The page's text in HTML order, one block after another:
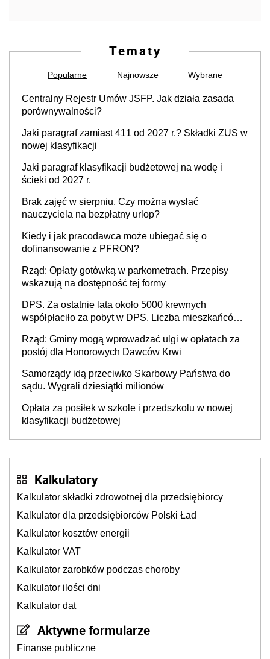
Tematy
Popularne Najnowsze Wybrane
Centralny Rejestr Umów JSFP. Jak działa zasada
porównywalności?
Jaki paragraf zamiast 411 od 2027 r.? Składki ZUS w
nowej klasyfikacji
Jaki paragraf klasyfikacji budżetowej na wodę i
ścieki od 2027 r.
Brak zajęć w sierpniu. Czy można wysłać
nauczyciela na bezpłatny urlop?
Kiedy i jak pracodawca może ubiegać się o
dofinansowanie z PFRON?
Rząd: Opłaty gotówką w parkometrach. Przepisy
wskazują na dostępność tej formy
DPS. Za ostatnie lata około 5000 krewnych
współpłaciło za pobyt w DPS. Liczba mieszkańców
Rząd: Gminy mogą wprowadzać ulgi w opłatach za
postój dla Honorowych Dawców Krwi
Samorządy idą przeciwko Skarbowy Państwa do
sądu. Wygrali dziesiątki milionów
Opłata za posiłek w szkole i przedszkolu w nowej
klasyfikacji budżetowej
Kalkulatory
Kalkulator składki zdrowotnej dla przedsiębiorcy
Kalkulator dla przedsiębiorców Polski Ład
Kalkulator kosztów energii
Kalkulator VAT
Kalkulator zarobków podczas choroby
Kalkulator ilości dni
Kalkulator dat
Aktywne formularze
Finanse publiczne